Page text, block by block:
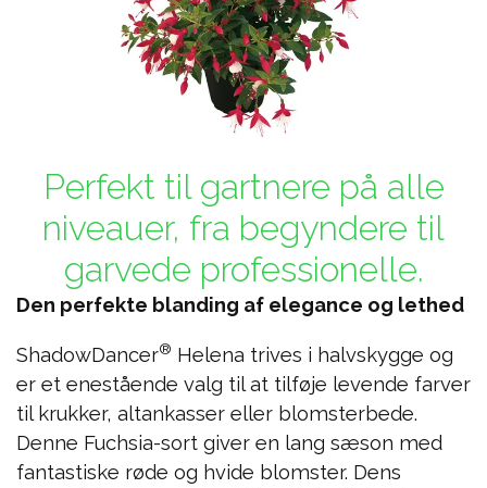
Perfekt til gartnere på alle
niveauer, fra begyndere til
garvede professionelle.
Den perfekte blanding af elegance og lethed
ShadowDancer® Helena trives i halvskygge og
er et enestående valg til at tilføje levende farver
til krukker, altankasser eller blomsterbede.
Denne Fuchsia-sort giver en lang sæson med
fantastiske røde og hvide blomster. Dens